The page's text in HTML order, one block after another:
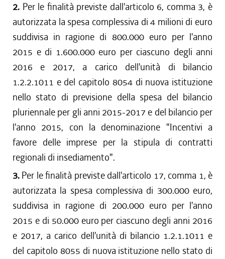
2. Per le finalità previste dall'articolo 6, comma 3, è
autorizzata la spesa complessiva di 4 milioni di euro
suddivisa in ragione di 800.000 euro per l'anno
2015 e di 1.600.000 euro per ciascuno degli anni
2016 e 2017, a carico dell'unità di bilancio
1.2.2.1011 e del capitolo 8054 di nuova istituzione
nello stato di previsione della spesa del bilancio
pluriennale per gli anni 2015-2017 e del bilancio per
l'anno 2015, con la denominazione "Incentivi a
favore delle imprese per la stipula di contratti
regionali di insediamento".
3. Per le finalità previste dall'articolo 17, comma 1, è
autorizzata la spesa complessiva di 300.000 euro,
suddivisa in ragione di 200.000 euro per l'anno
2015 e di 50.000 euro per ciascuno degli anni 2016
e 2017, a carico dell'unità di bilancio 1.2.1.1011 e
del capitolo 8055 di nuova istituzione nello stato di